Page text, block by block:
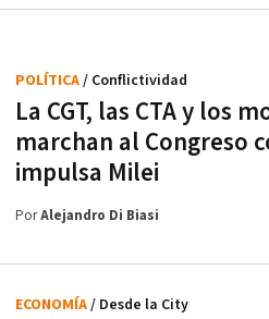
La CGT, las CTA y los
marchan al Congreso
impulsa Milei
POLÍTICA/ Conflictividad
PorAlejandro Di Biasi
ECONOMÍA/ Desde la City